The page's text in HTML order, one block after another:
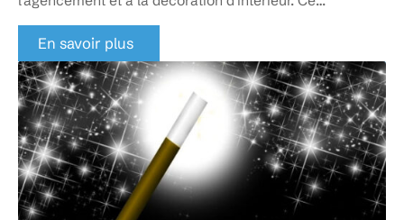
En savoir plus